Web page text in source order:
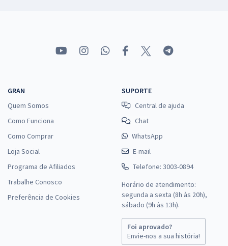
GRAN
Quem Somos
Como Funciona
Como Comprar
Loja Social
Programa de Afiliados
Trabalhe Conosco
Preferência de Cookies
SUPORTE
Central de ajuda
Chat
WhatsApp
E-mail
Telefone: 3003-0894
Horário de atendimento:
segunda a sexta (8h às 20h),
sábado (9h às 13h).
Foi aprovado?
Envie-nos a sua história!